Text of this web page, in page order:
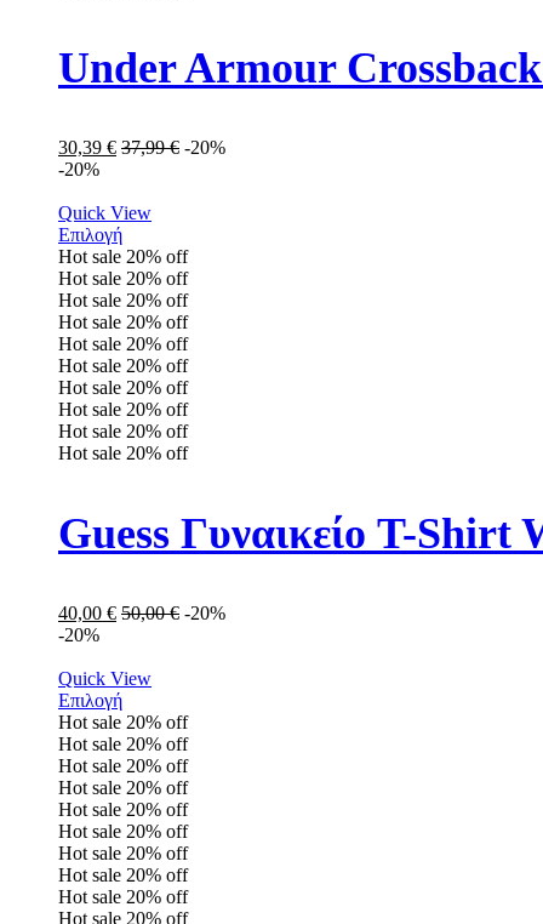
Under Armour Crossback
30,39 € 37,99€ -20%
-20%
Quick View
Επιλογή
Hot sale 20% off
Hot sale 20% off
Hot sale 20% off
Hot sale 20% off
Hot sale 20% off
Hot sale 20% off
Hot sale 20% off
Hot sale 20% off
Hot sale 20% off
Hot sale 20% off
Guess Γυναικείο T-
40,00 € 50,00€ -20%
-20%
Quick View
Επιλογή
Hot sale 20% off
Hot sale 20% off
Hot sale 20% off
Hot sale 20% off
Hot sale 20% off
Hot sale 20% off
Hot sale 20% off
Hot sale 20% off
Hot sale 20% off
Hot sale 20% off